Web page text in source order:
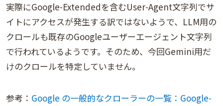
実際にGoogle-Extendedを含むUser-Agent文字列でサ
イトにアクセスが発生する訳ではないようで、LLM用の
クロールも既存のGoogleユーザーエージェント文字列
で行われているようです。そのため、今回Gemini用だ
けのクロールを特定していません。
参考： Google の一般的なクローラーの一覧：Google-